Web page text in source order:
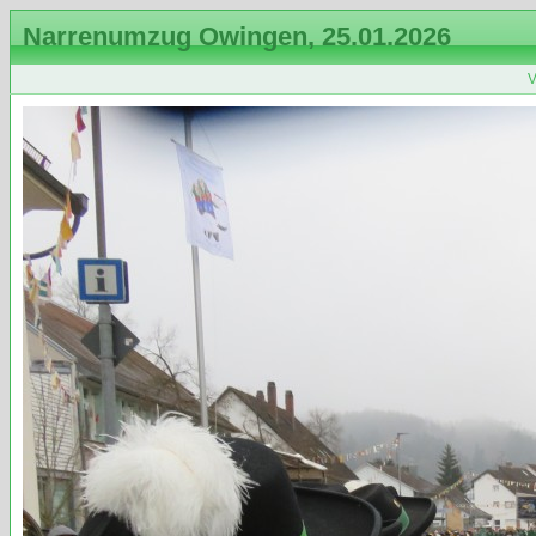
Narrenumzug Owingen, 25.01.2026